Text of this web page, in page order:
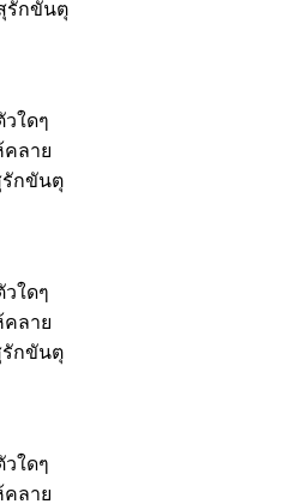
รักขันตุ
ใดๆ
คลาย
รักขันตุ
ใดๆ
คลาย
รักขันตุ
ใดๆ
คลาย